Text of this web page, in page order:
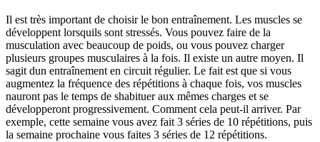
Il est très important de choisir le bon entraînement. Les muscles se
développent lorsquils sont stressés. Vous pouvez faire de la
musculation avec beaucoup de poids, ou vous pouvez charger
plusieurs groupes musculaires à la fois. Il existe un autre moyen. Il
sagit dun entraînement en circuit régulier. Le fait est que si vous
augmentez la fréquence des répétitions à chaque fois, vos muscles
nauront pas le temps de shabituer aux mêmes charges et se
développeront progressivement. Comment cela peut-il arriver. Par
exemple, cette semaine vous avez fait 3 séries de 10 répétitions, puis
la semaine prochaine vous faites 3 séries de 12 répétitions.